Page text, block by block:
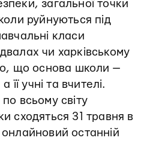
загальної точки
руйнуються під
класи
чи харківському
що основа школи —
її учні та вчителі.
всьому світу
сходяться 31 травня в
останній